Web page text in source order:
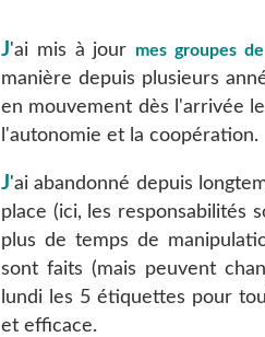
J'ai mis à jour mes groupes
manière depuis plusieurs
en mouvement dès l'arrivée
l'autonomie et la coopération.
J'ai abandonné depuis
place (ici, les responsabilités
plus de temps de
sont faits (mais peuvent
lundi les 5 étiquettes pour
et efficace.